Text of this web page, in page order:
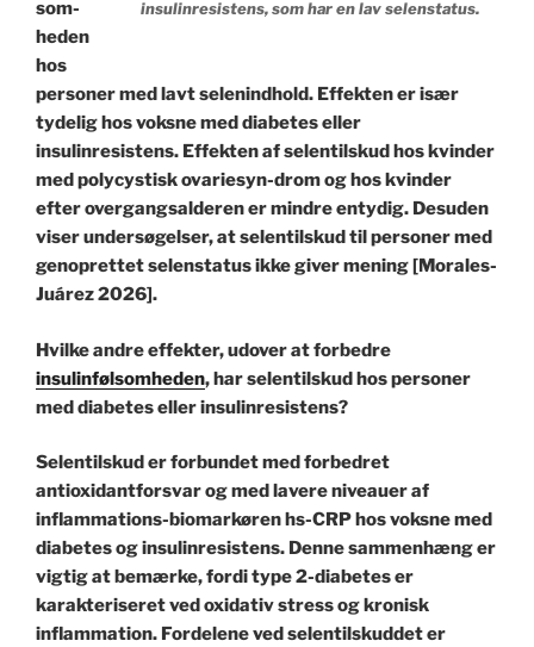
insulinresistens, som har en lav selenstatus.
som-
heden
hos
personer med lavt selenindhold. Effekten er især
tydelig hos voksne med diabetes eller
insulinresistens. Effekten af ​​selentilskud hos kvinder
med polycystisk ovariesyn-drom og hos kvinder
efter overgangsalderen er mindre entydig. Desuden
viser undersøgelser, at selentilskud til personer med
genoprettet selenstatus ikke giver mening [Morales-
Juárez 2026].
Hvilke andre effekter, udover at forbedre
insulinfølsomheden, har selentilskud hos personer
med diabetes eller insulinresistens?
Selentilskud er forbundet med forbedret
antioxidantforsvar og med lavere niveauer af
inflammations-biomarkøren hs-CRP hos voksne med
diabetes og insulinresistens. Denne sammenhæng er
vigtig at bemærke, fordi type 2-diabetes er
karakteriseret ved oxidativ stress og kronisk
inflammation. Fordelene ved selentilskuddet er